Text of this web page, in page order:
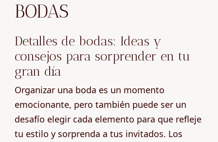
BODAS
Detalles de bodas: Ideas y
consejos para sorprender en tu
gran día
Organizar una boda es un momento
emocionante, pero también puede ser un
desafío elegir cada elemento para que refleje
tu estilo y sorprenda a tus invitados. Los